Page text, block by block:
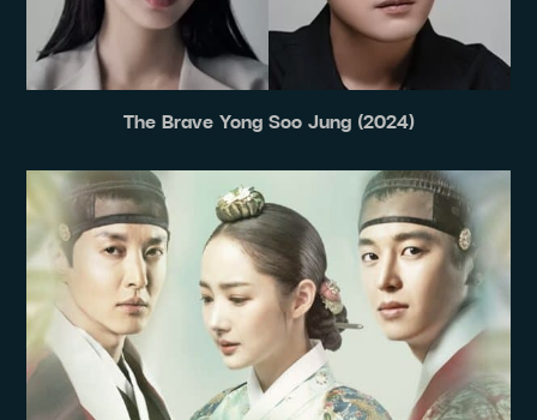
The Brave Yong Soo Jung (2024)